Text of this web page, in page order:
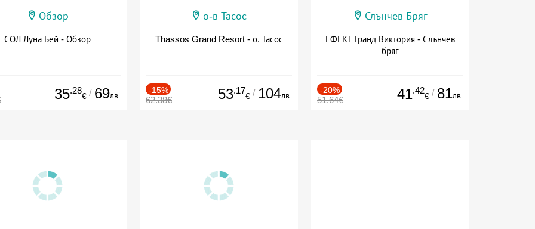
Обзор
СОЛ Луна Бей - Обзор
35.28
€ / 69лв.
о-в Тасос
Thassos Grand Resort - о. Тасос
-15%
62.38€ 53.17
€ / 104лв.
Слънчев Бряг
ЕФЕКТ Гранд Виктория - Слънчев
бряг
-20%
51.64€ 41.42
€ / 81лв.